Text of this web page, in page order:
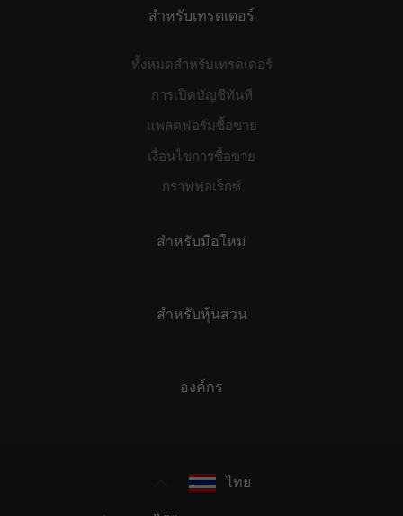
สำหรับเทรดเดอร์
ทั้งหมดสำหรับเทรดเดอร์
การเปิดบัญชีทันที
แพลตฟอร์มซื้อขาย
เงื่อนไขการซื้อขาย
กราฟฟอเร็กซ์
สำหรับมือใหม่
สำหรับหุ้นส่วน
องค์กร
ไทย